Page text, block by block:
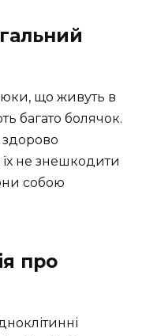
що живуть в
багато болячок.
здорово
не знешкодити
собою
про